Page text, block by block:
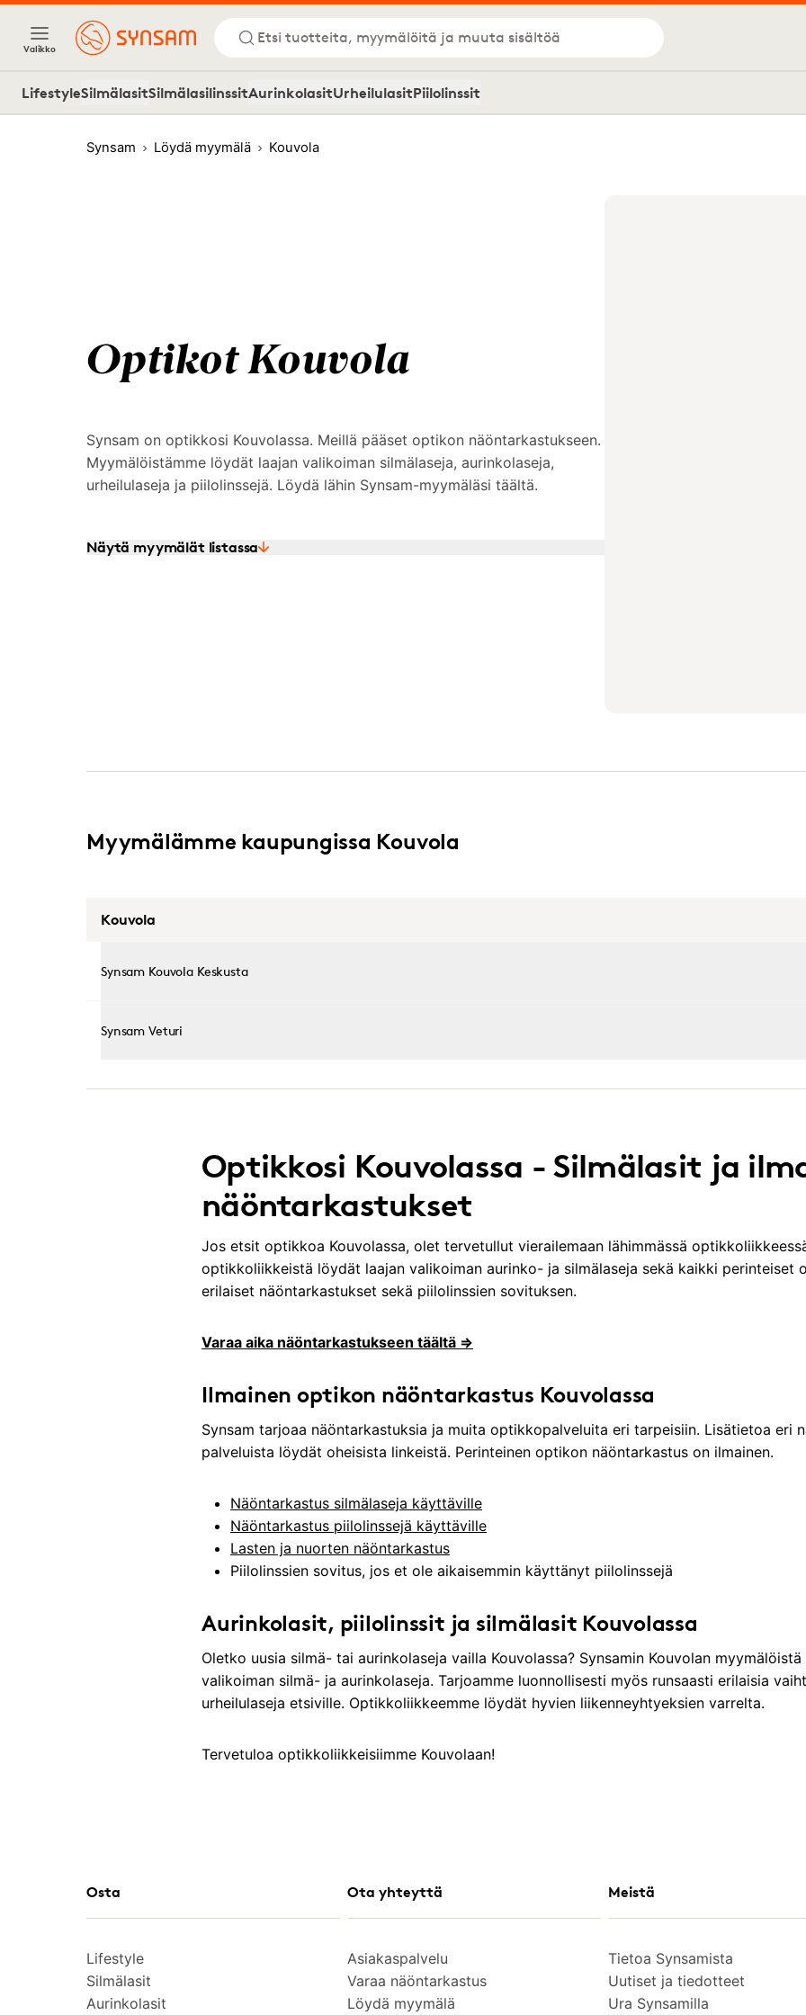
Valikko
Etsi tuotteita, myymälöitä ja muuta sisältöä
LifestyleSilmälasitSilmälasilinssitAurinkolasitUrheilulasitPiilolinssit
Synsam Löydä myymälä Kouvola
Optikot Kouvola
Synsam on optikkosi Kouvolassa. Meillä pääset optikon näöntarkastukseen.
Myymälöistämme löydät laajan valikoiman silmälaseja, aurinkolaseja,
urheilulaseja ja piilolinssejä. Löydä lähin Synsam-myymäläsi täältä.
Näytä myymälät listassa
Myymälämme kaupungissa Kouvola
Kouvola
Synsam Kouvola Keskusta
Synsam Veturi
Optikkosi Kouvolassa - Silmälasit ja
näöntarkastukset
Jos etsit optikkoa Kouvolassa, olet tervetullut vierailemaan lähimmässä
optikkoliikkeistä löydät laajan valikoiman aurinko- ja silmälaseja sekä kaikki perinteiset
erilaiset näöntarkastukset sekä piilolinssien sovituksen.
Varaa aika näöntarkastukseen täältä ⇒
Ilmainen optikon näöntarkastus Kouvolassa
Synsam tarjoaa näöntarkastuksia ja muita optikkopalveluita eri tarpeisiin. Lisätietoa eri
palveluista löydät oheisista linkeistä. Perinteinen optikon näöntarkastus on ilmainen.
Näöntarkastus silmälaseja käyttäville
Näöntarkastus piilolinssejä käyttäville
Lasten ja nuorten näöntarkastus
Piilolinssien sovitus, jos et ole aikaisemmin käyttänyt piilolinssejä
Aurinkolasit, piilolinssit ja silmälasit Kouvolassa
Oletko uusia silmä- tai aurinkolaseja vailla Kouvolassa? Synsamin Kouvolan
valikoiman silmä- ja aurinkolaseja. Tarjoamme luonnollisesti myös runsaasti erilaisia
urheilulaseja etsiville. Optikkoliikkeemme löydät hyvien liikenneyhtyeksien varrelta.
Tervetuloa optikkoliikkeisiimme Kouvolaan!
Osta
Lifestyle
Silmälasit
Aurinkolasit
Ota yhteyttä
Asiakaspalvelu
Varaa näöntarkastus
Löydä myymälä
Meistä
Tietoa Synsamista
Uutiset ja tiedotteet
Ura Synsamilla